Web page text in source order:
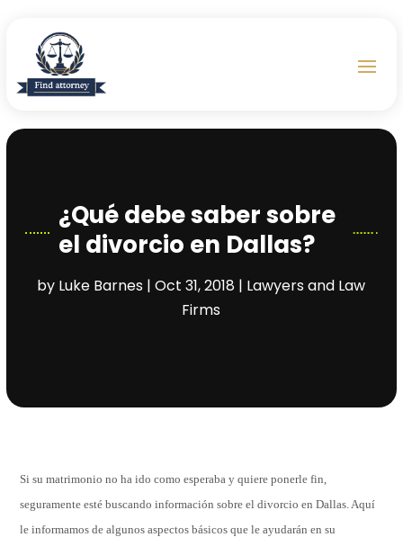
¿Qué debe saber sobre
el divorcio en Dallas?
by Luke Barnes |Oct 31, 2018 | Lawyers and Law
Firms
Si su matrimonio no ha ido como esperaba y quiere ponerle fin,
seguramente esté buscando información sobre el divorcio en Dallas. Aquí
le informamos de algunos aspectos básicos que le ayudarán en su